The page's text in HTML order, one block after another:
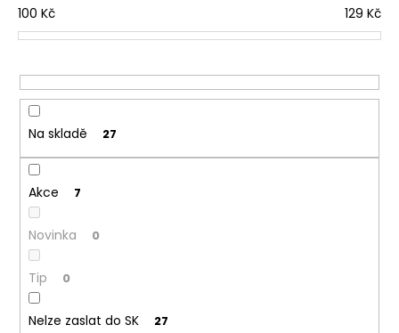
r
o
u
k
ů
100 Kč 129 Kč
Na skladě 27
Akce 7
Novinka 0
Tip 0
Nelze zaslat do SK 27
u
č
j
e
m
BÁZE
FIFTY
BOOSTER
IMPERIA
5X10ML
20MG
602
Kč
Původně: